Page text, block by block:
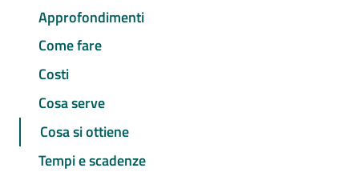
Approfondimenti
Come fare
Costi
Cosa serve
Cosa si ottiene
Tempi e scadenze